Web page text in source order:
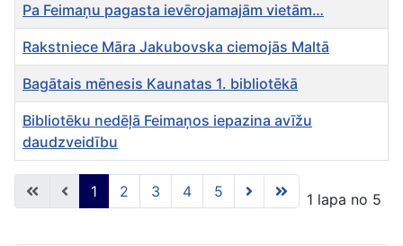
Rakstu tabula
Pa Feimaņu pagasta ievērojamajām vietām…
Rakstniece Māra Jakubovska ciemojās Maltā
Bagātais mēnesis Kaunatas 1. bibliotēkā
Bibliotēku nedēļā Feimaņos iepazina avīžu
daudzveidību
1 lapa no 5
1 2 3 4 5